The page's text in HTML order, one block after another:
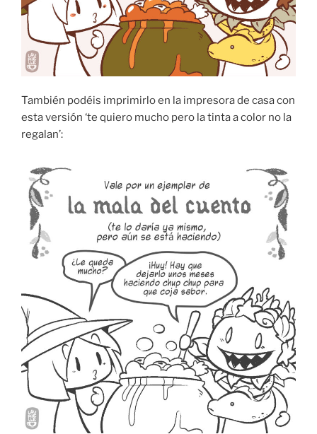
También podéis imprimirlo en la impresora de casa con
esta versión ‘te quiero mucho pero la tinta a color no la
regalan’: